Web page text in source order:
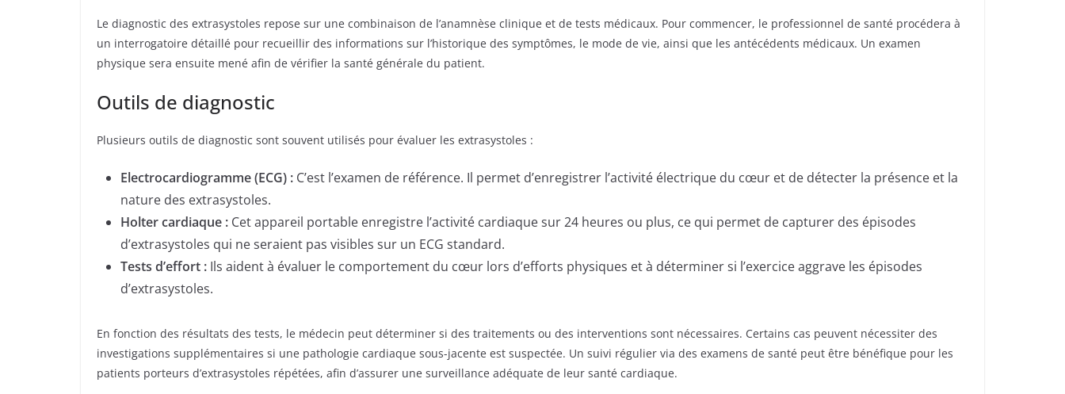
Le diagnostic des extrasystoles repose sur une combinaison de l’anamnèse clinique et de tests médicaux. Pour commencer, le professionnel de santé procédera à
un interrogatoire détaillé pour recueillir des informations sur l’historique des symptômes, le mode de vie, ainsi que les antécédents médicaux. Un examen
physique sera ensuite mené afin de vérifier la santé générale du patient.
Outils de diagnostic
Plusieurs outils de diagnostic sont souvent utilisés pour évaluer les extrasystoles :
Electrocardiogramme (ECG) : C’est l’examen de référence. Il permet d’enregistrer l’activité électrique du cœur et de détecter la présence et la
nature des extrasystoles.
Holter cardiaque : Cet appareil portable enregistre l’activité cardiaque sur 24 heures ou plus, ce qui permet de capturer des épisodes
d’extrasystoles qui ne seraient pas visibles sur un ECG standard.
Tests d’effort : Ils aident à évaluer le comportement du cœur lors d’efforts physiques et à déterminer si l’exercice aggrave les épisodes
d’extrasystoles.
En fonction des résultats des tests, le médecin peut déterminer si des traitements ou des interventions sont nécessaires. Certains cas peuvent nécessiter des
investigations supplémentaires si une pathologie cardiaque sous-jacente est suspectée. Un suivi régulier via des examens de santé peut être bénéfique pour les
patients porteurs d’extrasystoles répétées, afin d’assurer une surveillance adéquate de leur santé cardiaque.